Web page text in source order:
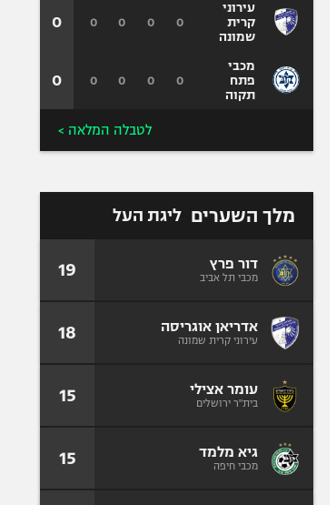
עירוני
קרית
שמונה
מכבי
פתח
תקוה
0
0
0
0
0
0
0
0
0
0
לטבלה המלאה >
מלך השערים ליגת העל
דור פרץ
מכבי תל אביב 19
אדריאן אוגריסה
עירוני קרית שמונה 18
עומר אצילי
בית"ר ירושלים 15
גיא מלמד
מכבי חיפה 15